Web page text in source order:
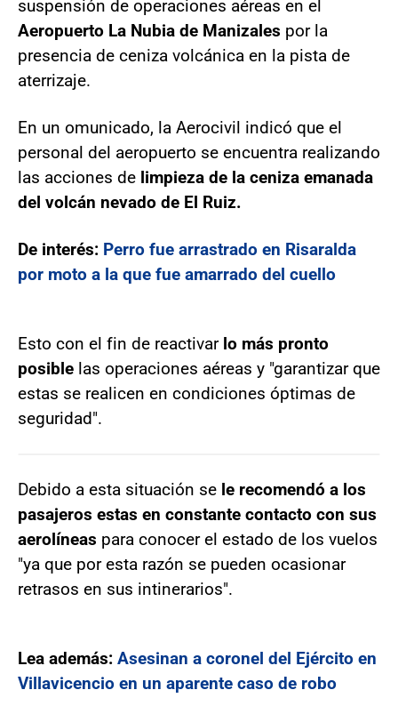
suspensión de operaciones aéreas en el
Aeropuerto La Nubia de Manizales por la
presencia de ceniza volcánica en la pista de
aterrizaje.
En un omunicado, la Aerocivil indicó que el
personal del aeropuerto se encuentra realizando
las acciones de limpieza de la ceniza emanada
del volcán nevado de El Ruiz.
De interés: Perro fue arrastrado en Risaralda
por moto a la que fue amarrado del cuello
Esto con el fin de reactivarlo más pronto
posible las operaciones aéreas y "garantizar que
estas se realicen en condiciones óptimas de
seguridad".
Debido a esta situación se le recomendó a los
pasajeros estas en constante contacto con sus
aerolíneas para conocer el estado de los vuelos
"ya que por esta razón se pueden ocasionar
retrasos en sus intinerarios".
Lea además: Asesinan a coronel del Ejército en
Villavicencio en un aparente caso de robo